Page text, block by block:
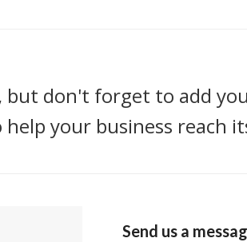
but don't forget to add
help your business reach
Send us a